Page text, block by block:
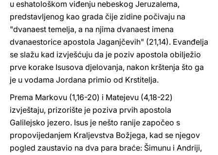
u eshatološkom viđenju nebeskog Jeruzalema,
predstavljenog kao grada čije zidine počivaju na
"dvanaest temelja, a na njima dvanaest imena
dvanaestorice apostola Jaganjčevih" (21,14). Evanđelja
se slažu kad izvješćuju da je poziv apostola obilježio
prve korake Isusova djelovanja, nakon krštenja što ga
je u vodama Jordana primio od Krstitelja.
Prema Markovu (1,16-20) i Matejevu (4,18-22)
izvještaju, prizorište je poziva prvih apostola
Galilejsko jezero. Isus je nešto ranije započeo s
propovijedanjem Kraljevstva Božjega, kad se njegov
pogled zaustavio na dva para braće: Šimunu i Andriji,